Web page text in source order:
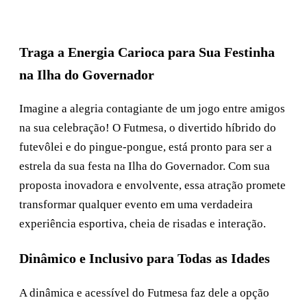
Traga a Energia Carioca para Sua Festinha
na Ilha do Governador
Imagine a alegria contagiante de um jogo entre amigos
na sua celebração! O Futmesa, o divertido híbrido do
futevôlei e do pingue-pongue, está pronto para ser a
estrela da sua festa na Ilha do Governador. Com sua
proposta inovadora e envolvente, essa atração promete
transformar qualquer evento em uma verdadeira
experiência esportiva, cheia de risadas e interação.
Dinâmico e Inclusivo para Todas as Idades
A dinâmica e acessível do Futmesa faz dele a opção